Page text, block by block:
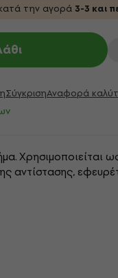
την αγορά3-3 και
ΣύγκρισηΑναφορά
Χρησιμοποιείται
αντίστασης,